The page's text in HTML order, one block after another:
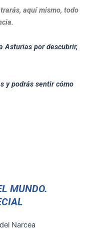
aquí mismo, todo
Asturias por descubrir,
y podrás sentir cómo
MUNDO.